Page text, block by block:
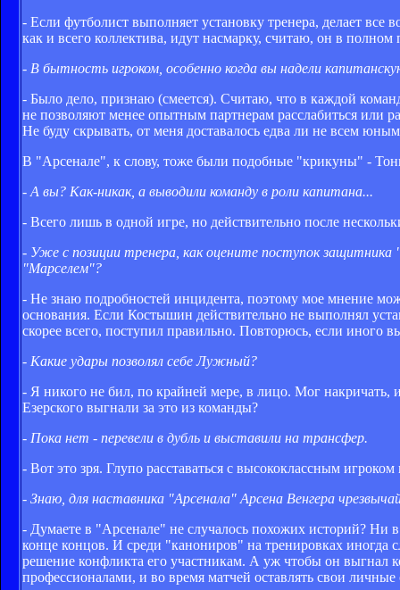
- Если футболист выполняет установку тренера, делает
как и всего коллектива, идут насмарку, считаю, он в полном
- В бытность игроком, особенно когда вы надели
- Было дело, признаю (смеется). Считаю, что в каждой
не позволяют менее опытным партнерам расслабиться или
Не буду скрывать, от меня доставалось едва ли не всем
В "Арсенале", к слову, тоже были подобные "крикуны" -
- А вы? Как-никак, а выводили команду в роли капитана...
- Всего лишь в одной игре, но действительно после
- Уже с позиции тренера, как оцените поступок
"Марселем"?
- Не знаю подробностей инцидента, поэтому мое мнение
основания. Если Костышин действительно не выполнял
скорее всего, поступил правильно. Повторюсь, если иного
- Какие удары позволял себе Лужный?
- Я никого не бил, по крайней мере, в лицо. Мог накричать,
Езерского выгнали за это из команды?
- Пока нет - перевели в дубль и выставили на трансфер.
- Вот это зря. Глупо расставаться с высококлассным
- Знаю, для наставника "Арсенала" Арсена Венгера
- Думаете в "Арсенале" не случалось похожих историй? Ни
конце концов. И среди "канониров" на тренировках иногда
решение конфликта его участникам. А уж чтобы он выгнал
профессионалами, и во время матчей оставлять свои